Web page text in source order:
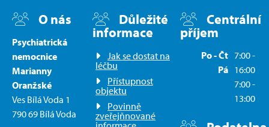
O nás
Psychiatrická
nemocnice
Marianny
Oranžské
Ves Bílá Voda 1
790 69 Bílá Voda
Důležité
informace
Jak se dostat na
léčbu
Přístupnost
objektu
Povinně
zveřejňnované
Centrální
příjem
Po - Čt
Pá
7:00 -
16:00
7:00 -
13:00